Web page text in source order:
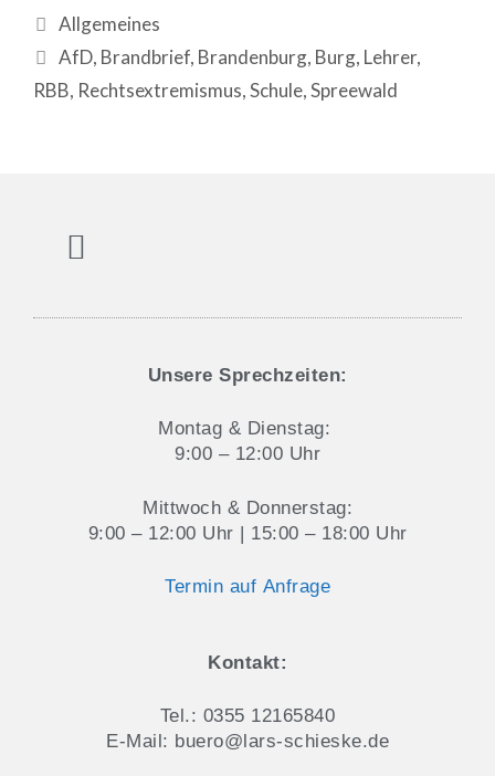
Allgemeines
AfD, Brandbrief, Brandenburg, Burg, Lehrer,
RBB, Rechtsextremismus,Schule,Spreewald
Unsere Sprechzeiten:
Montag & Dienstag:
9:00 – 12:00 Uhr
Mittwoch & Donnerstag:
9:00 – 12:00 Uhr | 15:00 – 18:00 Uhr
Termin auf Anfrage
Kontakt:
Tel.: 0355 12165840
E-Mail: buero@lars-schieske.de